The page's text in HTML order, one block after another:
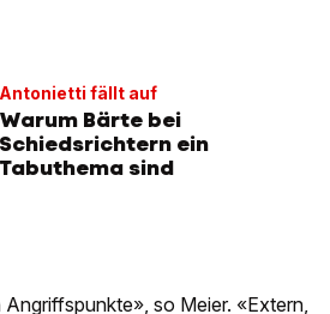
Antonietti fällt auf
Warum Bärte bei
Schiedsrichtern ein
Tabuthema sind
so Meier. «Extern,